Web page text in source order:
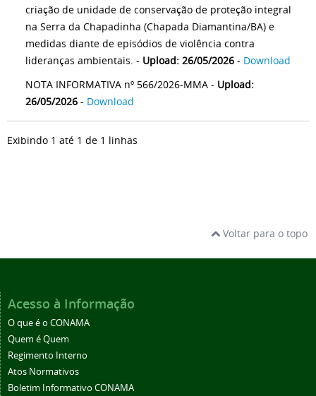
criação de unidade de conservação de proteção integral
na Serra da Chapadinha (Chapada Diamantina/BA) e
medidas diante de episódios de violência contra
lideranças ambientais. - Upload: 26/05/2026 - Download
NOTA INFORMATIVA nº 566/2026-MMA - Upload:
26/05/2026 - Download
Exibindo 1 até 1 de 1 linhas
Voltar para o topo
Acesso à Informação
O que é o CONAMA
Quem é Quem
Regimento Interno
Atos Normativos
Boletim Informativo CONAMA